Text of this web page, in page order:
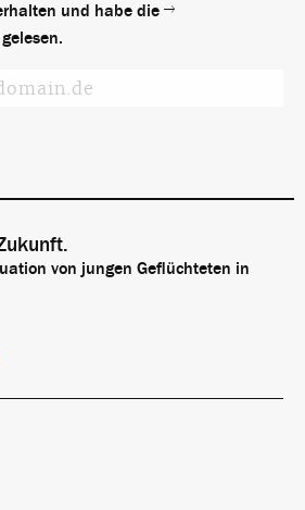
und habe die
gelesen.
von jungen Geflüchteten in